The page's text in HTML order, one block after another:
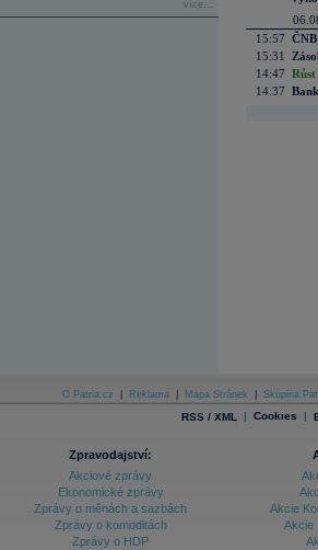
více...
15:57
15:31
14:47
14:37
O Patria.cz Reklama Mapa Stránek Skupina
RSS / XML | Cookies |
Zpravodajství:
Akciové zprávy
Ekonomické zprávy
Zprávy o měnách a sazbách
Zprávy o komoditách
Zprávy o HDP
Akcie
Akcie